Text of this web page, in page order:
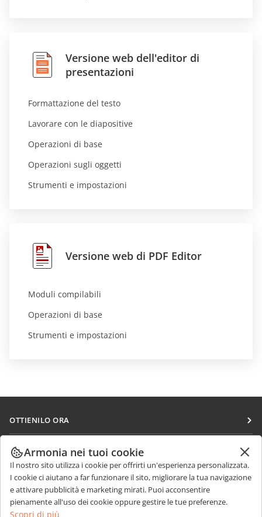
Versione web dell'editor di
presentazioni
Formattazione del testo
Lavorare con le diapositive
Operazioni di base
Operazioni sugli oggetti
Strumenti e impostazioni
Versione web di PDF Editor
Moduli compilabili
Operazioni di base
Strumenti e impostazioni
OTTIENILO ORA
Docs
DocSpace
Workspace
Connettori
COLLABORA
Per i contributori
Per i traduttori
Per gli influencer
RICEVI NOTIZIE
Blog
RICEVI AIUTO
Armonia nei tuoi cookie
Il nostro sito utilizza i cookie per offrirti un'esperienza personalizzata.
I cookie ci aiutano a far funzionare il sito, migliorare la tua navigazione
e attivare pubblicità e marketing mirati. Puoi acconsentire
pienamente all'uso dei cookie oppure gestire le tue preferenze.
Scopri di più